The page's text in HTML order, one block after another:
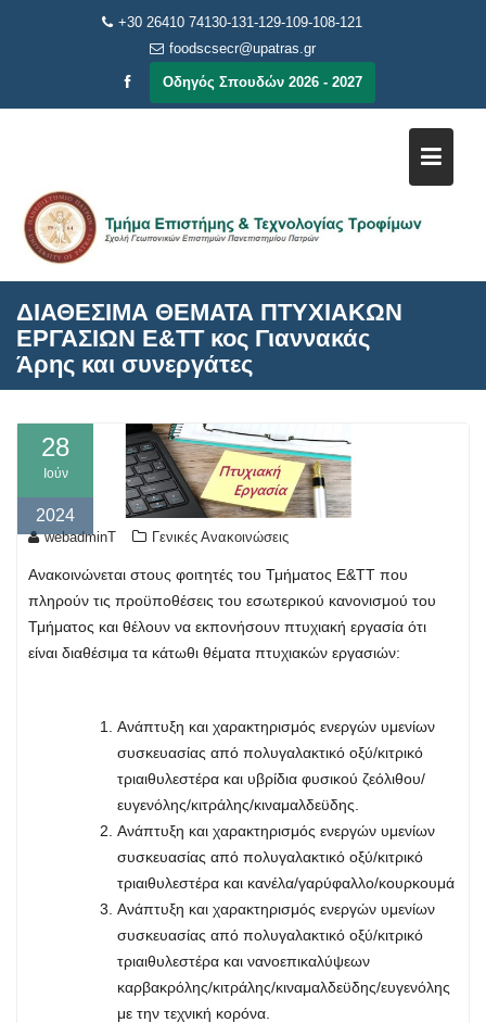
+30 26410 74130-131-129-109-108-121
foodscsecr@upatras.gr
Οδηγός Σπουδών 2026 - 2027
ΔΙΑΘΕΣΙΜΑ ΘΕΜΑΤΑ ΠΤΥΧΙΑΚΩΝ
ΕΡΓΑΣΙΩΝ Ε&ΤΤ κος Γιαννακάς
Άρης και συνεργάτες
28
Ιούν
2024
webadminT Γενικές Ανακοινώσεις
Ανακοινώνεται στους φοιτητές του Τμήματος Ε&ΤΤ που
πληρούν τις προϋποθέσεις του εσωτερικού κανονισμού του
Τμήματος και θέλουν να εκπονήσουν πτυχιακή εργασία ότι
είναι διαθέσιμα τα κάτωθι θέματα πτυχιακών εργασιών:
Ανάπτυξη και χαρακτηρισμός ενεργών υμενίων
συσκευασίας από πολυγαλακτικό οξύ/κιτρικό
τριαιθυλεστέρα και υβρίδια φυσικού ζεόλιθου/
ευγενόλης/κιτράλης/κιναμαλδεϋδης.
Ανάπτυξη και χαρακτηρισμός ενεργών υμενίων
συσκευασίας από πολυγαλακτικό οξύ/κιτρικό
τριαιθυλεστέρα και κανέλα/γαρύφαλλο/κουρκουμά
Ανάπτυξη και χαρακτηρισμός ενεργών υμενίων
συσκευασίας από πολυγαλακτικό οξύ/κιτρικό
τριαιθυλεστέρα και νανοεπικαλύψεων
καρβακρόλης/κιτράλης/κιναμαλδεϋδης/ευγενόλης
με την τεχνική κορόνα.